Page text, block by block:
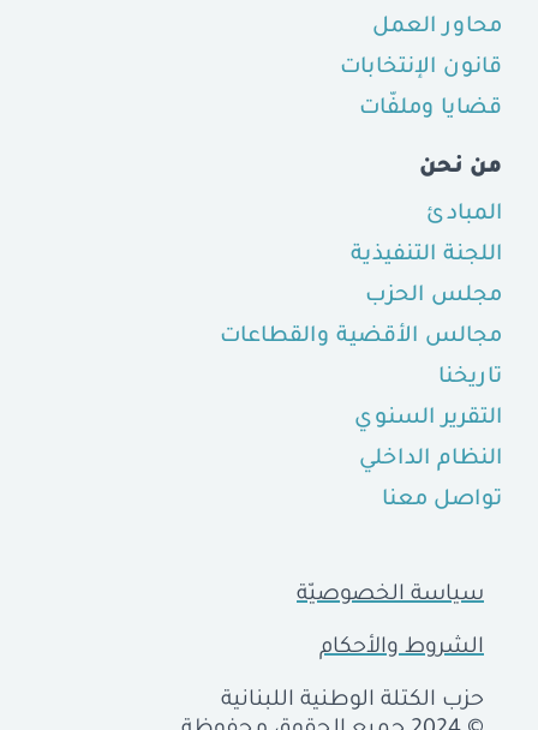
محاور العمل
قانون الإنتخابات
قضايا وملفّات
من نحن
المبادئ
اللجنة التنفيذية
مجلس الحزب
مجالس الأقضية والقطاعات
تاريخنا
التقرير السنوي
النظام الداخلي
تواصل معنا
سياسة الخصوصيّة
الشروط والأحكام
حزب الكتلة الوطنية اللبنانية